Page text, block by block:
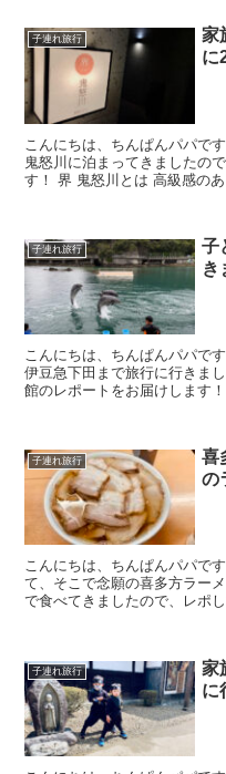
子連れ旅行
家
に
こんにちは、ちんぱんパパです！ 今回は、憧れの星野リゾ
鬼怒川に泊まってきましたの
す！ 界 鬼怒川とは 高級感のあるホテルを多数運営している星野リゾ
子連れ旅行
子
き
こんにちは、ちんぱんパパです！ 先日サフィール踊り子に
伊豆急下田まで旅行に行きました。 その際に寄った、下田
館のレポートをお届けします！ 圧巻のアクアドームペリー号 水
子連れ旅行
喜
の
こんにちは、ちんぱんパパです！ 先日、会津旅行に行って
て、そこで念願の喜多方ラー
で食べてきましたので、レポしていきます。
子連れ旅行
家
に